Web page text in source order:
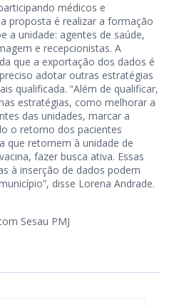
médicos e
proposta é realizar a formação
a unidade: agentes de saúde,
e recepcionistas. A
que a exportação dos dados é
adotar outras estratégias
qualificada. “Além de qualificar,
estratégias, como melhorar a
das unidades, marcar a
o retorno dos pacientes
que retornem à unidade de
fazer busca ativa. Essas
à inserção de dados podem
disse Lorena Andrade.
Sesau PMJ